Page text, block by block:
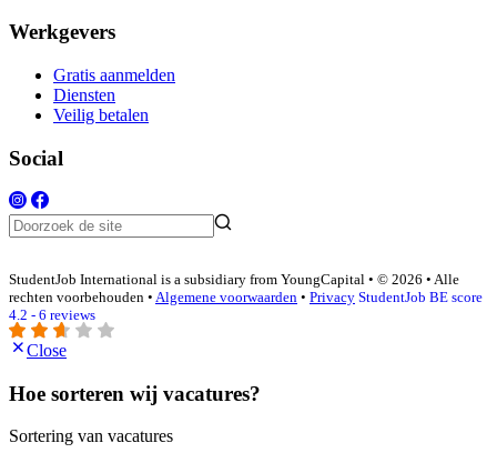
Werkgevers
Gratis aanmelden
Diensten
Veilig betalen
Social
StudentJob International is a subsidiary from YoungCapital • © 2026 • Alle
rechten voorbehouden • Algemene voorwaarden • Privacy StudentJob BE score
4.2 - 6 reviews
Close
Hoe sorteren wij vacatures?
Sortering van vacatures